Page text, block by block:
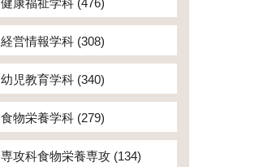
健康福祉学科 (476)
経営情報学科 (308)
幼児教育学科 (340)
食物栄養学科 (279)
専攻科食物栄養専攻 (134)